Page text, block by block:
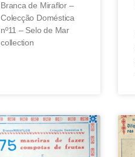
Branca de Miraflor –
Colecção Doméstica
nº11 – Selo de Mar
collection